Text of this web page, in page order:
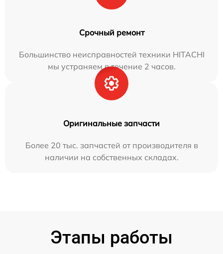
Срочный ремонт
Большинство неисправностей техники HITACHI
мы устраняем в течение 2 часов.
Оригинальные запчасти
Более 20 тыс. запчастей от производителя в
наличии на собственных складах.
Этапы работы